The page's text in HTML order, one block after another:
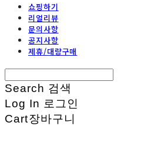
쇼핑하기
리얼리뷰
문의사항
공지사항
제휴/대량구매
Search 검색
Log In 로그인
Cart장바구니